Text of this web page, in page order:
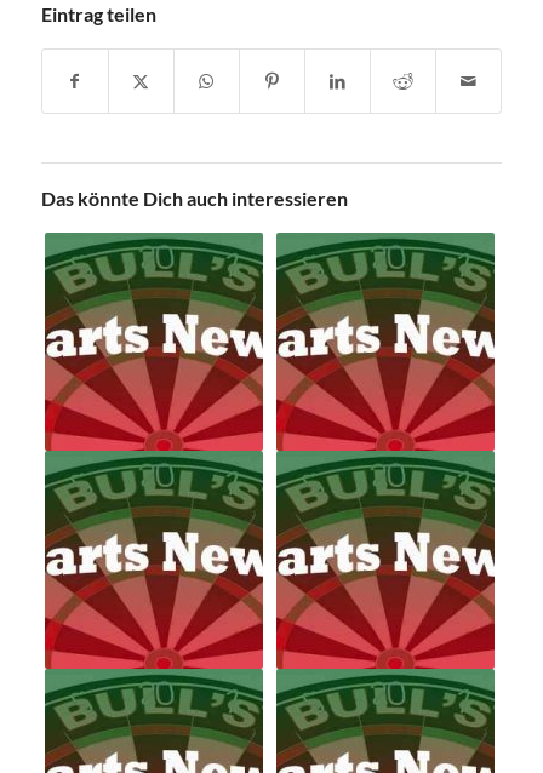
Eintrag teilen
Das könnte Dich auch interessieren